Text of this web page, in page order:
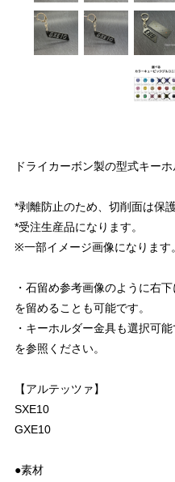
ドライカーボン製の型式キーホ
*剥離防止のため、切削面は保
*受注生産品になります。
※一部イメージ画像になります。
・石留め参考画像のように右
を留めることも可能です。
・キーホルダー金具も選択可
を参照ください。
【アルテッツァ】
SXE10
GXE10
●素材